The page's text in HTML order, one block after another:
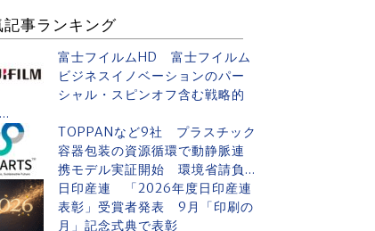
記事ランキング
富士フイルムHD 富士フイルム
ビジネスイノベーションのパー
シャル・スピンオフ含む戦略的
TOPPANなど9社 プラスチック
容器包装の資源循環で動静脈連
携モデル実証開始 環境省請負...
日印産連 「2026年度日印産連
表彰」受賞者発表 9月「印刷の
月」記念式典で表彰